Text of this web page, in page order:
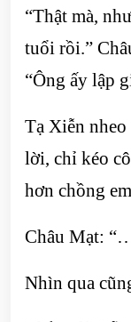
“Thật mà,
tuổi rồi.”
“Ông ấy lập
Tạ Xiễn
lời, chỉ kéo
hơn chồng
Châu Mạt:
Nhìn qua